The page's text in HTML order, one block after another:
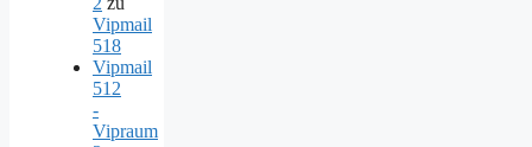
Vipmail
518
Vipmail
512
-
Vipraum